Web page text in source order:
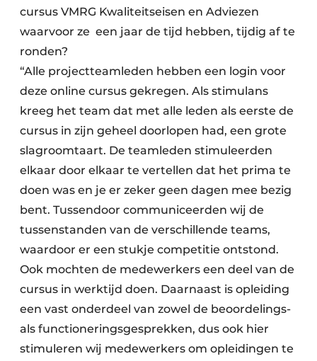
cursus VMRG Kwaliteitseisen en Adviezen
waarvoor ze een jaar de tijd hebben, tijdig af te
ronden?
“Alle projectteamleden hebben een login voor
deze online cursus gekregen. Als stimulans
kreeg het team dat met alle leden als eerste de
cursus in zijn geheel doorlopen had, een grote
slagroomtaart. De teamleden stimuleerden
elkaar door elkaar te vertellen dat het prima te
doen was en je er zeker geen dagen mee bezig
bent. Tussendoor communiceerden wij de
tussenstanden van de verschillende teams,
waardoor er een stukje competitie ontstond.
Ook mochten de medewerkers een deel van de
cursus in werktijd doen. Daarnaast is opleiding
een vast onderdeel van zowel de beoordelings-
als functioneringsgesprekken, dus ook hier
stimuleren wij medewerkers om opleidingen te